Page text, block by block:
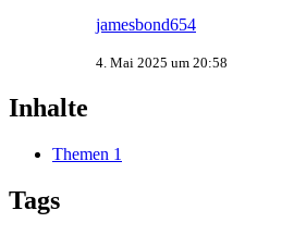
jamesbond654
4. Mai 2025 um 20:58
Inhalte
Themen 1
Tags